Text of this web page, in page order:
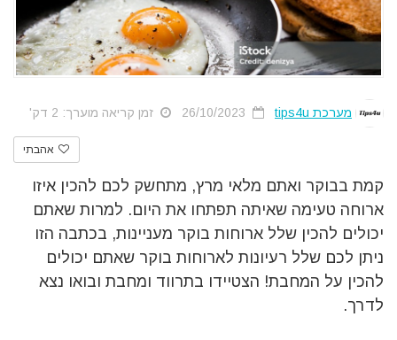
מערכת tips4u זמן קריאה מוערך: 2 דק'
אהבתי
קמת בבוקר ואתם מלאי מרץ, מתחשק לכם להכין איזו
ארוחה טעימה שאיתה תפתחו את היום. למרות שאתם
יכולים להכין שלל ארוחות בוקר מעניינות, בכתבה הזו
ניתן לכם שלל רעיונות לארוחות בוקר שאתם יכולים
להכין על המחבת! הצטיידו בתרווד ומחבת ובואו נצא
לדרך.